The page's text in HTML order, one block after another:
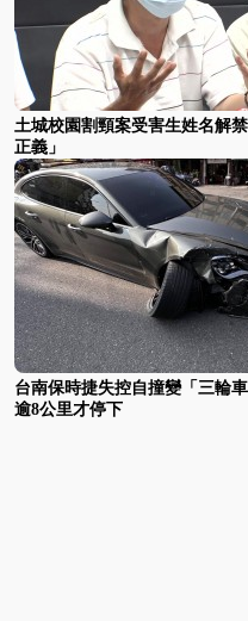
土城校園割頸案受害生姓名解
正義」
台南保時捷失控自撞變「三輪
逾8公里才停下